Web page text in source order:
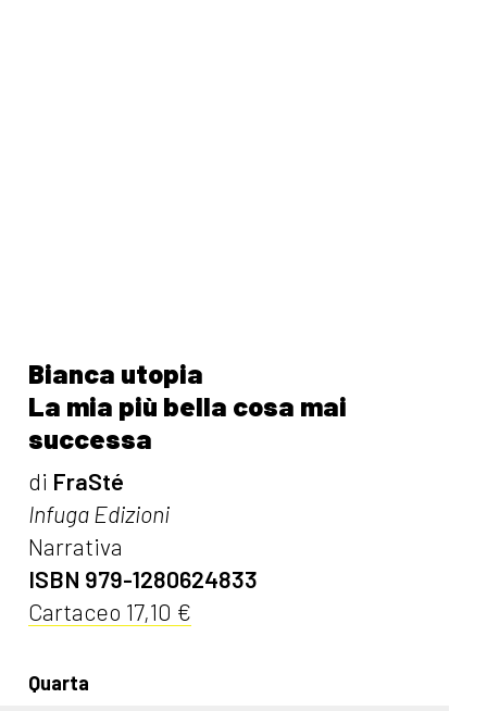
Bianca utopia
La mia più bella cosa mai
successa
di FraSté
Infuga Edizioni
Narrativa
ISBN 979-1280624833
Cartaceo 17,10 €
Quarta